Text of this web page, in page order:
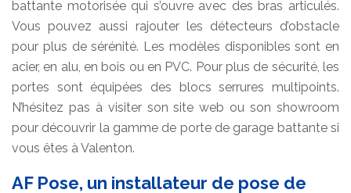
battante motorisée qui s’ouvre avec des bras articulés.
Vous pouvez aussi rajouter les détecteurs d’obstacle
pour plus de sérénité. Les modèles disponibles sont en
acier, en alu, en bois ou en PVC. Pour plus de sécurité, les
portes sont équipées des blocs serrures multipoints.
N’hésitez pas à visiter son site web ou son showroom
pour découvrir la gamme de porte de garage battante si
vous êtes à Valenton.
AF Pose, un installateur de pose de